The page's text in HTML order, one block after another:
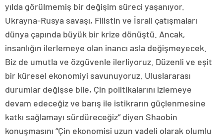
yılda görülmemiş bir değişim süreci yaşanıyor.
Ukrayna-Rusya savaşı, Filistin ve İsrail çatışmaları
dünya çapında büyük bir krize dönüştü. Ancak,
insanlığın ilerlemeye olan inancı asla değişmeyecek.
Biz de umutla ve özgüvenle ilerliyoruz. Düzenli ve eşit
bir küresel ekonomiyi savunuyoruz. Uluslararası
durumlar değişse bile, Çin politikalarını izlemeye
devam edeceğiz ve barış ile istikrarın güçlenmesine
katkı sağlamayı sürdüreceğiz” diyen Shaobin
konuşmasını “Çin ekonomisi uzun vadeli olarak olumlu